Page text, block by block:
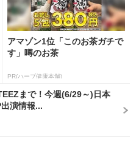
アマゾン1位「このお茶ガチで
す」噂のお茶
PR(ハーブ健康本舗)
まで！今週(6/29～)日本
演情報...